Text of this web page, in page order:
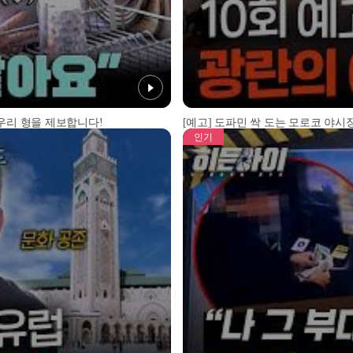
리 형을 제보합니다! [예고] 도파민 싹 도는 모로코 야시
인기